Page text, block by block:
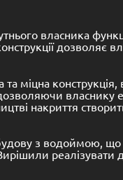
власника
та міцна
власнику
накриття
з водоймою, що